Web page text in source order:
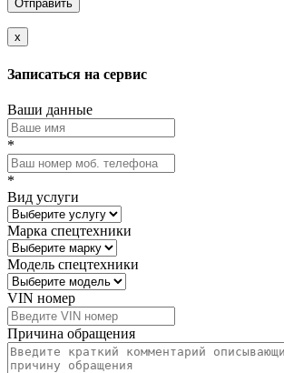
x
Записаться на сервис
Ваши данные
*
*
Вид услуги
Марка спецтехники
Модель спецтехники
VIN номер
Причина обращения